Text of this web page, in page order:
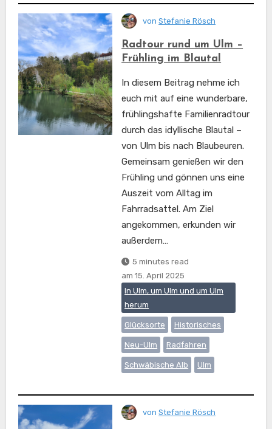
Radtour rund um Ulm –
Frühling im Blautal
vonStefanie Rösch
In diesem Beitrag nehme ich
euch mit auf eine wunderbare,
frühlingshafte Familienradtour
durch das idyllische Blautal –
von Ulm bis nach Blaubeuren.
Gemeinsam genießen wir den
Frühling und gönnen uns eine
Auszeit vom Alltag im
Fahrradsattel. Am Ziel
angekommen, erkunden wir
außerdem…
5 minutes read
am15. April 2025
In Ulm, um Ulm und um Ulm
herum
Glücksorte Historisches
Neu-Ulm Radfahren
Schwäbische Alb Ulm
vonStefanie Rösch